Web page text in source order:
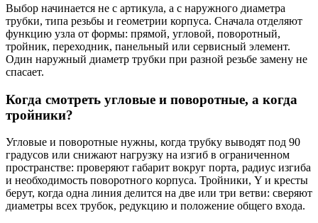
Выбор начинается не с артикула, а с наружного диаметра
трубки, типа резьбы и геометрии корпуса. Сначала отделяют
функцию узла от формы: прямой, угловой, поворотный,
тройник, переходник, панельный или сервисный элемент.
Один наружный диаметр трубки при разной резьбе замену не
спасает.
Когда смотреть угловые и поворотные, а когда
тройники?
Угловые и поворотные нужны, когда трубку выводят под 90
градусов или снижают нагрузку на изгиб в ограниченном
пространстве: проверяют габарит вокруг порта, радиус изгиба
и необходимость поворотного корпуса. Тройники, Y и кресты
берут, когда одна линия делится на две или три ветви: сверяют
диаметры всех трубок, редукцию и положение общего входа.